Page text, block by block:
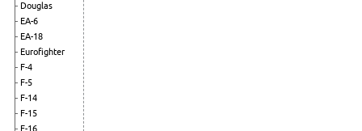
Douglas
EA-6
EA-18
Eurofighter
F-4
F-5
F-14
F-15
F-16